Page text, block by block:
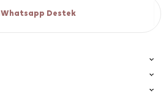
Whatsapp Destek